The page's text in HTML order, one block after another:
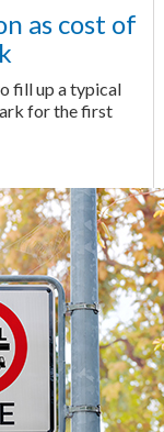
as cost of
fill up a typical
for the first